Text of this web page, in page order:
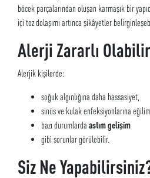
böcek parçalarından oluşan karmaşık bir
içi toz dolaşımı artınca şikâyetler
Alerji Zararlı
Alerjik kişilerde:
soğuk algınlığına daha hassasiyet,
sinüs ve kulak enfeksiyonlarına eğilim,
bazı durumlarda astım gelişim
gibi sorunlar görülebilir.
Siz Ne